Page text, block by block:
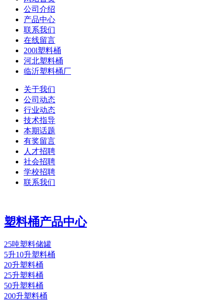
公司介绍
产品中心
联系我们
在线留言
200l塑料桶
河北塑料桶
临沂塑料桶厂
关于我们
公司动态
行业动态
技术指导
本期话题
有奖留言
人才招聘
社会招聘
学校招聘
联系我们
塑料桶产品中心
25吨塑料储罐
5升10升塑料桶
20升塑料桶
25升塑料桶
50升塑料桶
200升塑料桶